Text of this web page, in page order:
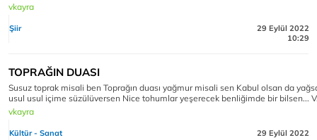
vkayra
Şiir
29 Eylül 2022
10:29
TOPRAĞIN DUASI
Susuz toprak misali ben Toprağın duası yağmur misali sen Kabul olsan da
usul usul içime süzülüversen Nice tohumlar yeşerecek benliğimde bir bilsen...
vkayra
Kültür - Sanat
29 Eylül 2022